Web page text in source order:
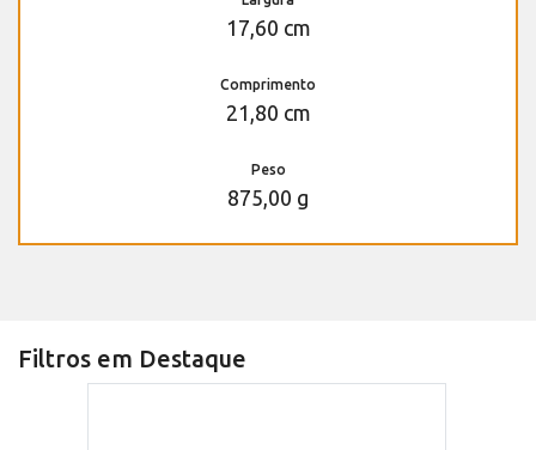
17,60 cm
Comprimento
21,80 cm
Peso
875,00 g
Filtros em Destaque